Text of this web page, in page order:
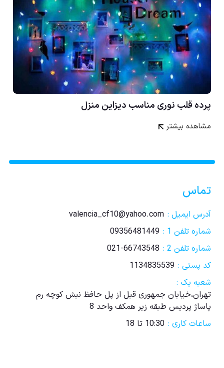
پرده قلب نوری مناسب دیزاین منزل
مشاهده بیشتر
تماس
آدرس ایمیل : valencia_cf10@yahoo.com
شماره تلفن 1 :
09356481449
شماره تلفن 2 :
021-66743548
کد پستی : 1134835539
شعبه یک :
تهران،خیابان جمهوری قبل از پل حافظ نبش کوچه رم
پاساژ پردیس طبقه زیر همکف واحد 8
ساعات کاری : 10:30 تا 18